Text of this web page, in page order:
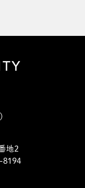
地2
8194